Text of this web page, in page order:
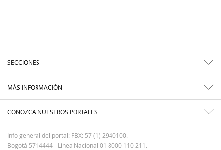
SECCIONES
MÁS INFORMACIÓN
CONOZCA NUESTROS PORTALES
Info general del portal: PBX: 57 (1) 2940100.
Bogotá 5714444 - Línea Nacional 01 8000 110 211.